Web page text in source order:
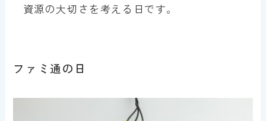
資源の大切さを考える日です。
ファミ通の日